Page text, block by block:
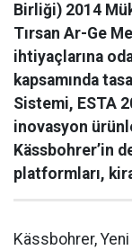
Birliği) 2014
Tırsan Ar-Ge
ihtiyaçlarına
kapsamında
Sistemi, ESTA
inovasyon
Kässbohrer’in
platformları,
Kässbohrer,